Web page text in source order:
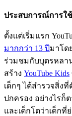
ประสบการณ์การใ
ตั้งแต่เริ่มแรก
มากกว่า 13 ปีมาโด
ร่วมชมกับบุตรหลาน
สร้าง YouTube Kids
เด็กๆ ได้สำรวจสิ่ง
ปกครอง อย่างไรก็
และเด็กโตว่าเด็ก